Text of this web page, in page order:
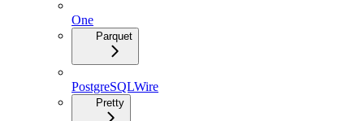
One
Parquet
PostgreSQLWire
Pretty